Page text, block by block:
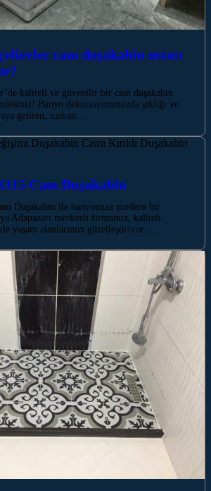
cam duşakabin ustası
kaliteli ve güvenilir bir cam duşakabin
Banyo dekorasyonunuzda şıklığı ve
getiren, uzman…
Cam Duşakabin
Duşakabin ile banyonuza modern bir
Adapazarı merkezli firmamız, kaliteli
yaşam alanlarınızı güzelleştiriyor.…